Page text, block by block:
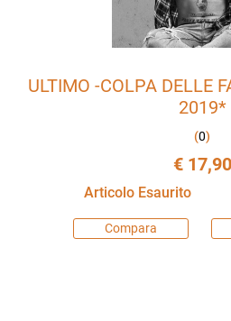
ULTIMO -COLPA DELLE
2019*
(0)
€ 17,90
Articolo Esaurito
Compara